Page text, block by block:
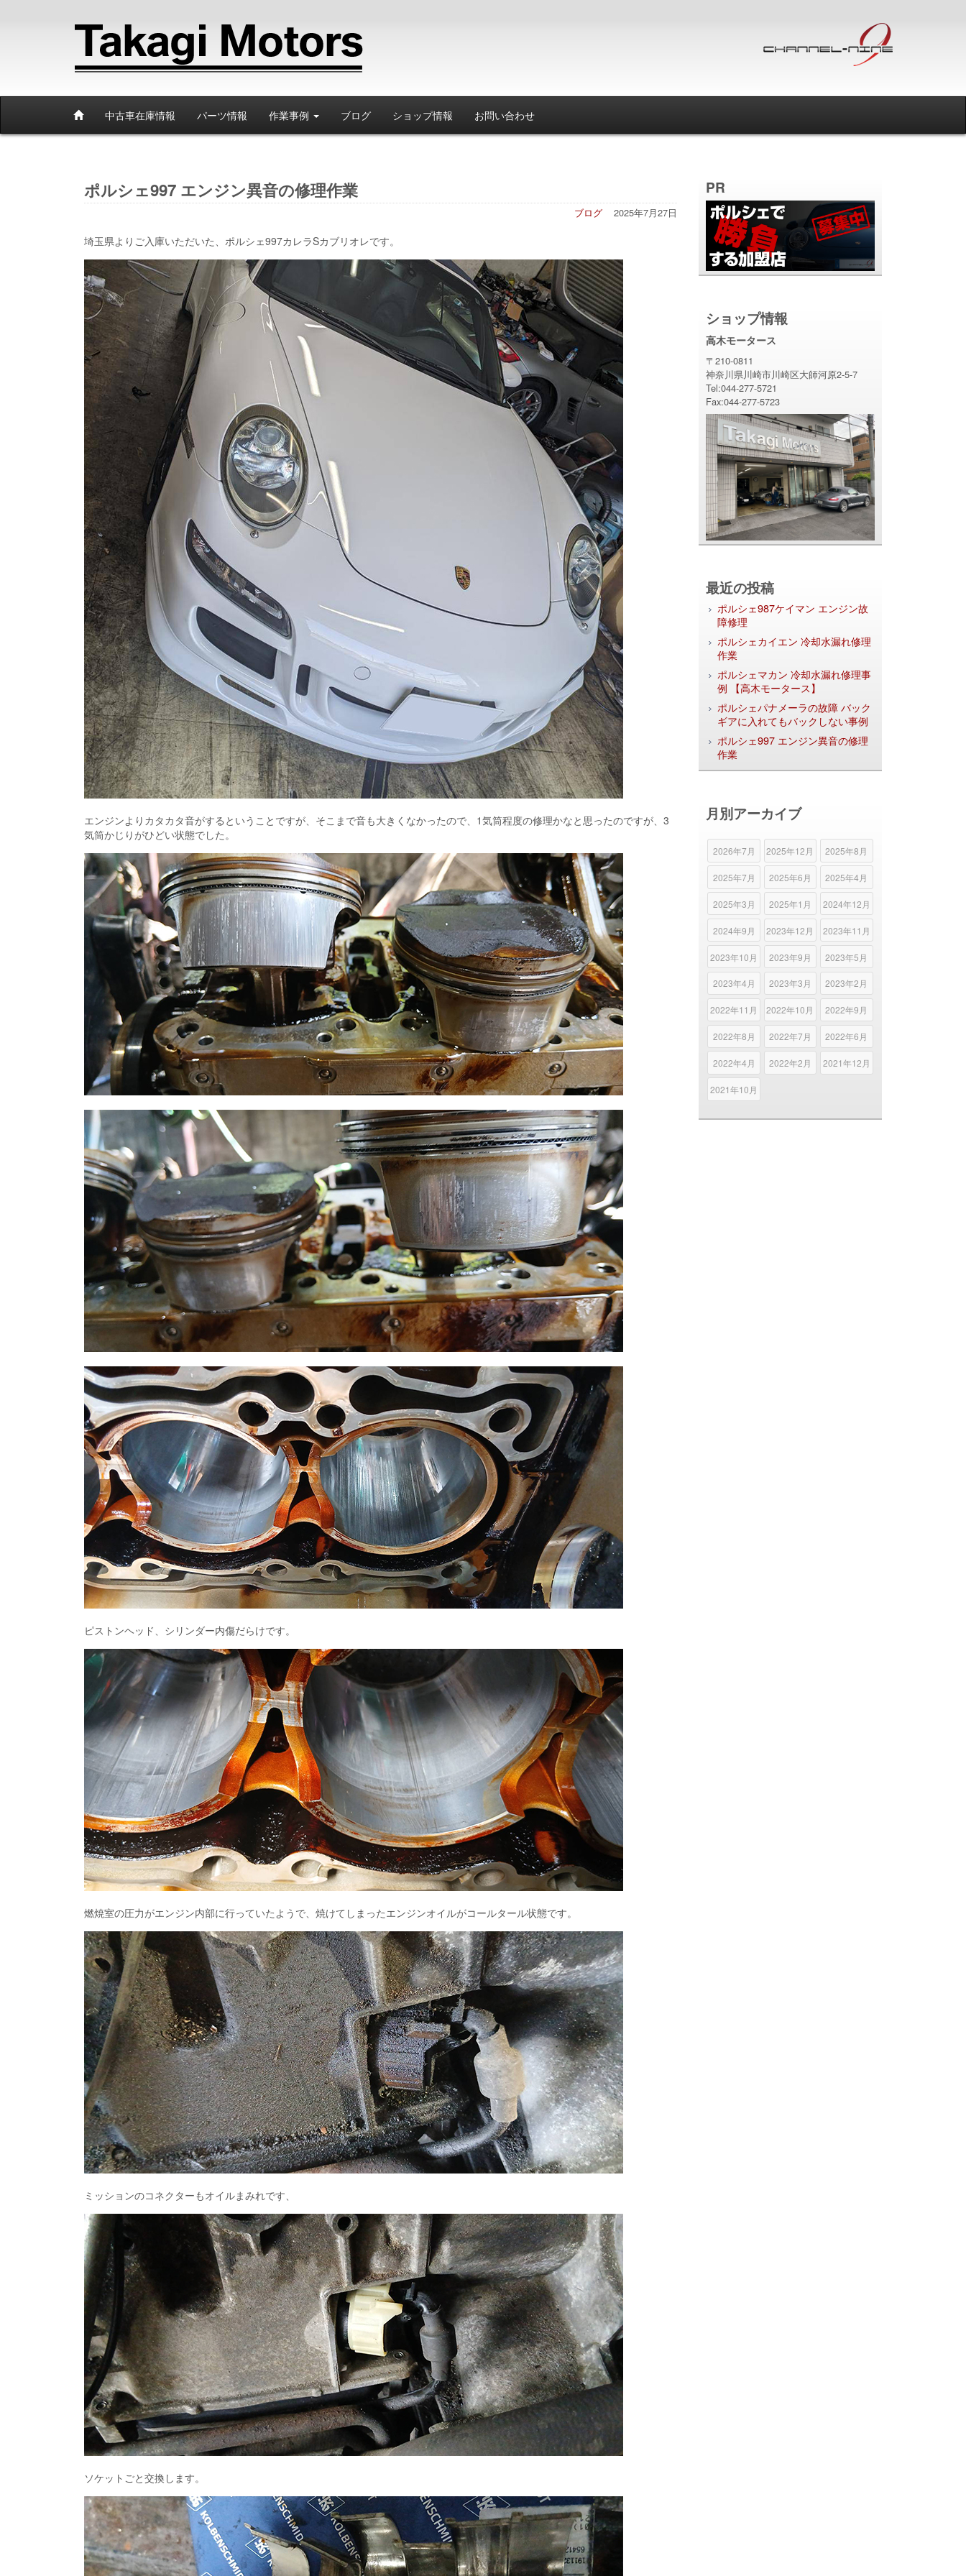
中古車在庫情報 パーツ情報 作業事例 ブログ ショップ情報 お問い合わせ
ポルシェ997 エンジン異音の修理作業
2025年7月27日
ブログ
埼玉県よりご入庫いただいた、ポルシェ997カレラSカブリオレです。
エンジンよりカタカタ音がするということですが、そこまで音も大きくなかったので、1気筒程度の修理かなと思ったのですが、3
気筒かじりがひどい状態でした。
ピストンヘッド、シリンダー内傷だらけです。
燃焼室の圧力がエンジン内部に行っていたようで、焼けてしまったエンジンオイルがコールタール状態です。
ミッションのコネクターもオイルまみれです、
ソケットごと交換します。
PR
ショップ情報
高木モータース
〒210-0811
神奈川県川崎市川崎区大師河原2-5-7
Tel:044-277-5721
Fax:044-277-5723
最近の投稿
ポルシェ987ケイマン エンジン故
障修理
ポルシェカイエン 冷却水漏れ修理
作業
ポルシェマカン 冷却水漏れ修理事
例 【高木モータース】
ポルシェパナメーラの故障 バック
ギアに入れてもバックしない事例
ポルシェ997 エンジン異音の修理
作業
月別アーカイブ
2026年7月 2025年12月 2025年8月
2025年7月 2025年6月 2025年4月
2025年3月 2025年1月 2024年12月
2024年9月 2023年12月 2023年11月
2023年10月 2023年9月 2023年5月
2023年4月 2023年3月 2023年2月
2022年11月 2022年10月 2022年9月
2022年8月 2022年7月 2022年6月
2022年4月 2022年2月 2021年12月
2021年10月